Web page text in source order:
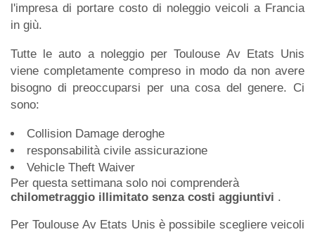
l'impresa di portare costo di noleggio veicoli a Francia
in giù.
Tutte le auto a noleggio per Toulouse Av Etats Unis
viene completamente compreso in modo da non avere
bisogno di preoccuparsi per una cosa del genere. Ci
sono:
Collision Damage deroghe
responsabilità civile assicurazione
Vehicle Theft Waiver
Per questa settimana solo noi comprenderà
chilometraggio illimitato senza costi aggiuntivi .
Per Toulouse Av Etats Unis è possibile scegliere veicoli